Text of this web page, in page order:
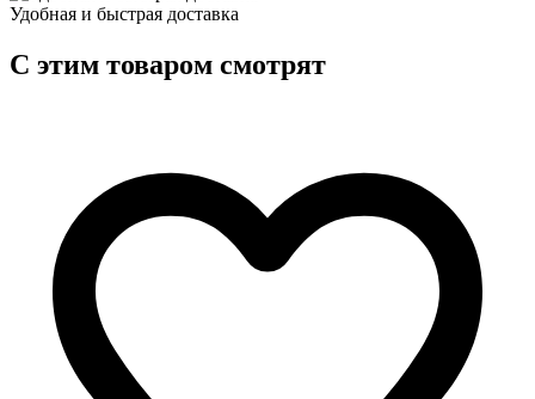
Удобная и быстрая доставка
C этим товаром смотрят